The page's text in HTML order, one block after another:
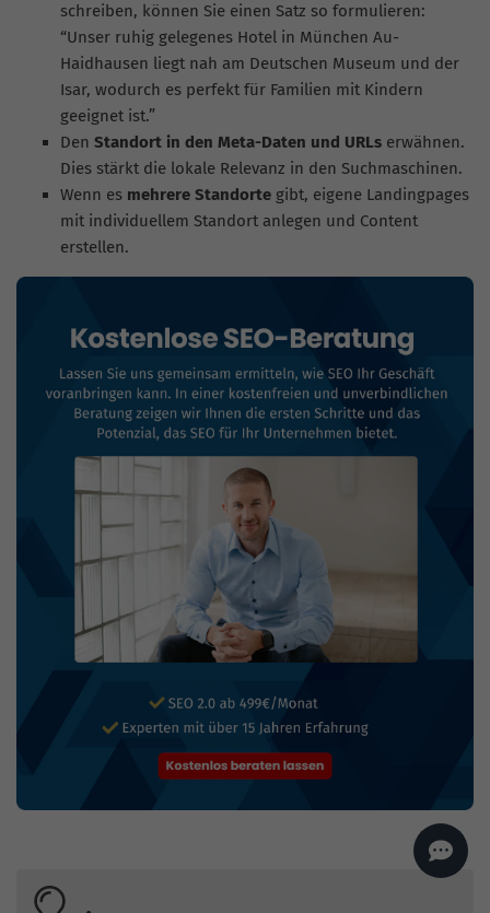
schreiben, können Sie einen Satz so formulieren:
“Unser ruhig gelegenes Hotel in München Au-
Haidhausen liegt nah am Deutschen Museum und der
Isar, wodurch es perfekt für Familien mit Kindern
geeignet ist.”
Den Standort in den Meta-Daten und URLs erwähnen.
Dies stärkt die lokale Relevanz in den Suchmaschinen.
Wenn es mehrere Standorte gibt, eigene Landingpages
mit individuellem Standort anlegen und Content
erstellen.
Sales Manager